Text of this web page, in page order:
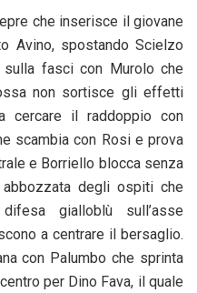
che inserisce il giovane
Avino, spostando Scielzo
fasci con Murolo che
non sortisce gli effetti
cercare il raddoppio con
scambia con Rosi e prova
e Borriello blocca senza
abbozzata degli ospiti che
gialloblù sull’asse
a centrare il bersaglio.
con Palumbo che sprinta
per Dino Fava, il quale